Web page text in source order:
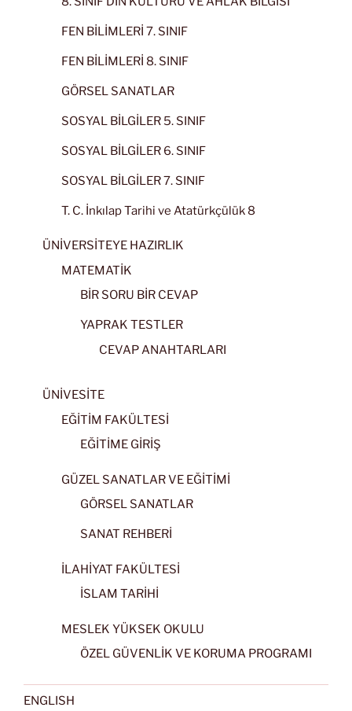
FEN BİLİMLERİ 7. SINIF
FEN BİLİMLERİ 8. SINIF
GÖRSEL SANATLAR
SOSYAL BİLGİLER 5. SINIF
SOSYAL BİLGİLER 6. SINIF
SOSYAL BİLGİLER 7. SINIF
T. C. İnkılap Tarihi ve Atatürkçülük 8
ÜNİVERSİTEYE HAZIRLIK
MATEMATİK
BİR SORU BİR CEVAP
YAPRAK TESTLER
CEVAP ANAHTARLARI
ÜNİVESİTE
EĞİTİM FAKÜLTESİ
EĞİTİME GİRİŞ
GÜZEL SANATLAR VE EĞİTİMİ
GÖRSEL SANATLAR
SANAT REHBERİ
İLAHİYAT FAKÜLTESİ
İSLAM TARİHİ
MESLEK YÜKSEK OKULU
ÖZEL GÜVENLİK VE KORUMA PROGRAMI
ENGLISH